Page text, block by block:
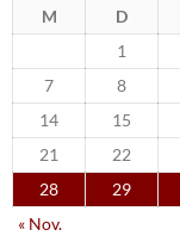
M D
1
7
8
14
15
21
22
28
29
« Nov.